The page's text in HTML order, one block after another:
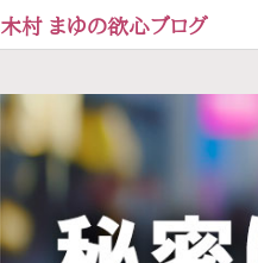
木村 まゆの欲心ブログ